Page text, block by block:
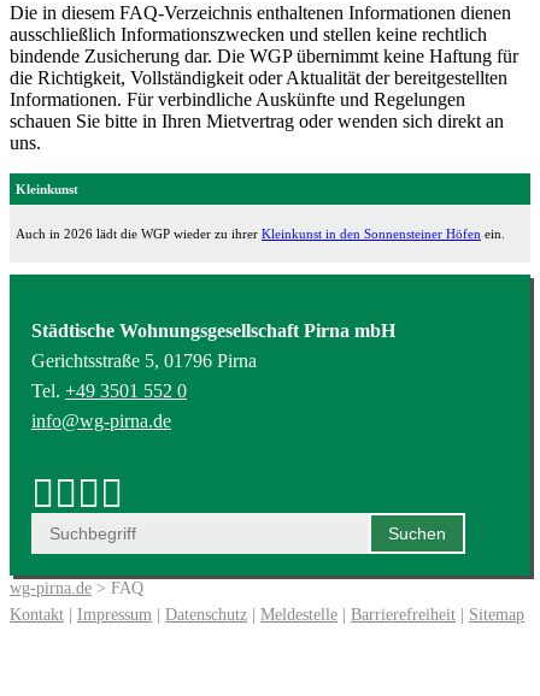
Die in diesem FAQ-Verzeichnis enthaltenen Informationen dienen
ausschließlich Informationszwecken und stellen keine rechtlich
bindende Zusicherung dar. Die WGP übernimmt keine Haftung für
die Richtigkeit, Vollständigkeit oder Aktualität der bereitgestellten
Informationen. Für verbindliche Auskünfte und Regelungen
schauen Sie bitte in Ihren Mietvertrag oder wenden sich direkt an
uns.
Kleinkunst
Auch in 2026 lädt die WGP wieder zu ihrer Kleinkunst in den Sonnensteiner Höfen ein.
Städtische Wohnungsgesellschaft Pirna mbH
Gerichtsstraße 5, 01796 Pirna
Tel. +49 3501 552 0
info@wg-pirna.de
wg-pirna.de > FAQ
Kontakt | Impressum | Datenschutz | Meldestelle | Barrierefreiheit | Sitemap